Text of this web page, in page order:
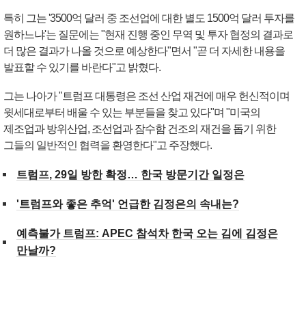
특히 그는 '3500억 달러 중 조선업에 대한 별도 1500억 달러 투자를
원하느냐'는 질문에는 "현재 진행 중인 무역 및 투자 협정의 결과로
더 많은 결과가 나올 것으로 예상한다"면서 "곧 더 자세한 내용을
발표할 수 있기를 바란다"고 밝혔다.
그는 나아가 "트럼프 대통령은 조선 산업 재건에 매우 헌신적이며
윗세대로부터 배울 수 있는 부분들을 찾고 있다"며 "미국의
제조업과 방위산업, 조선업과 잠수함 건조의 재건을 돕기 위한
그들의 일반적인 협력을 환영한다"고 주장했다.
트럼프, 29일 방한 확정… 한국 방문기간 일정은
'트럼프와 좋은 추억' 언급한 김정은의 속내는?
예측불가 트럼프: APEC 참석차 한국 오는 김에 김정은
만날까?